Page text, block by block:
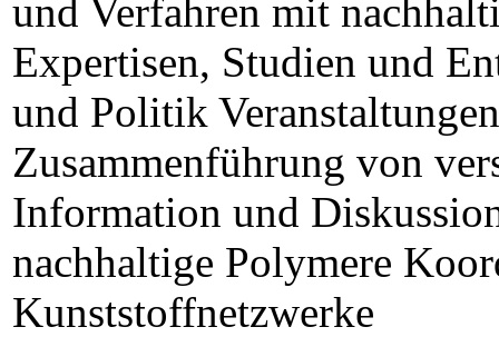
und Verfahren mit
Expertisen, Studien und
und Politik
Zusammenführung von
Information und
nachhaltige Polymere
Kunststoffnetzwerke